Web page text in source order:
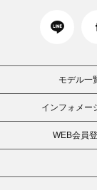
モデル一
インフォメー
WEB会員